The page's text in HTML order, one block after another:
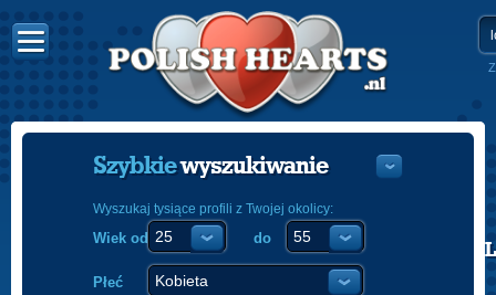
POLISH
Szybkiewyszukiwanie
Wyszukaj tysiące profili z Twojej okolicy:
Wiek od do
Płeć